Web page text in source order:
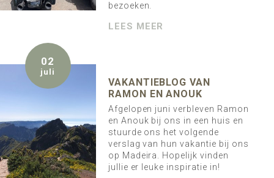
bezoeken.
LEES MEER
02
juli
VAKANTIEBLOG VAN
RAMON EN ANOUK
Afgelopen juni verbleven Ramon
en Anouk bij ons in een huis en
stuurde ons het volgende
verslag van hun vakantie bij ons
op Madeira. Hopelijk vinden
jullie er leuke inspiratie in!